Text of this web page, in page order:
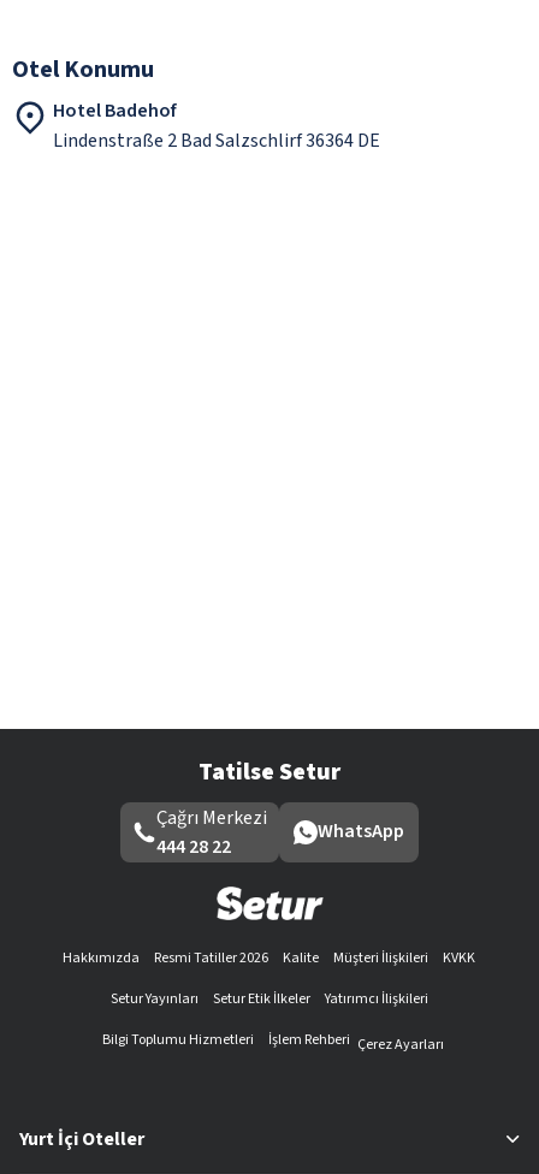
Otel Konumu
Hotel Badehof
Lindenstraße 2 Bad Salzschlirf 36364 DE
Tatilse Setur
Çağrı Merkezi
444 28 22
WhatsApp
Hakkımızda Resmi Tatiller 2026 Kalite Müşteri İlişkileri
KVKK
Setur Yayınları
Setur Etik İlkeler
Yatırımcı İlişkileri
Bilgi Toplumu Hizmetleri
İşlem Rehberi Çerez Ayarları
Yurt İçi Oteller